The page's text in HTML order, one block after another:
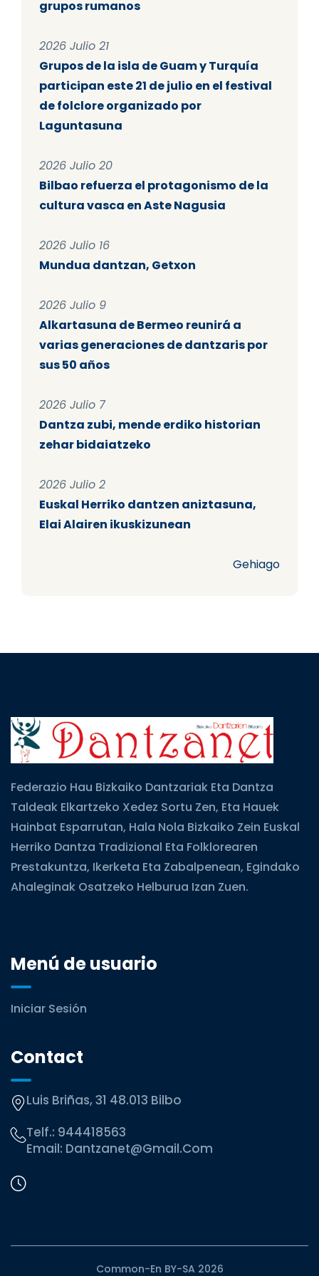
grupos rumanos
2026 Julio 21
Grupos de la isla de Guam y Turquía
participan este 21 de julio en el festival
de folclore organizado por
Laguntasuna
2026 Julio 20
Bilbao refuerza el protagonismo de la
cultura vasca en Aste Nagusia
2026 Julio 16
Mundua dantzan, Getxon
2026 Julio 9
Alkartasuna de Bermeo reunirá a
varias generaciones de dantzaris por
sus 50 años
2026 Julio 7
Dantza zubi, mende erdiko historian
zehar bidaiatzeko
2026 Julio 2
Euskal Herriko dantzen aniztasuna,
Elai Alairen ikuskizunean
Gehiago
Federazio Hau Bizkaiko Dantzariak Eta Dantza
Taldeak Elkartzeko Xedez Sortu Zen, Eta Hauek
Hainbat Esparrutan, Hala Nola Bizkaiko Zein Euskal
Herriko Dantza Tradizional Eta Folklorearen
Prestakuntza, Ikerketa Eta Zabalpenean, Egindako
Ahaleginak Osatzeko Helburua Izan Zuen.
Menú de usuario
Iniciar Sesión
Contact
Luis Briñas, 31 48.013 Bilbo
Telf.: 944418563
Email: Dantzanet@gmail.com
Common-En BY-SA 2026